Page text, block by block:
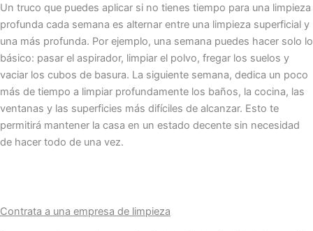
Un truco que puedes aplicar si no tienes tiempo para una limpieza
profunda cada semana es alternar entre una limpieza superficial y
una más profunda. Por ejemplo, una semana puedes hacer solo lo
básico: pasar el aspirador, limpiar el polvo, fregar los suelos y
vaciar los cubos de basura. La siguiente semana, dedica un poco
más de tiempo a limpiar profundamente los baños, la cocina, las
ventanas y las superficies más difíciles de alcanzar. Esto te
permitirá mantener la casa en un estado decente sin necesidad
de hacer todo de una vez.
Contrata a una empresa de limpieza